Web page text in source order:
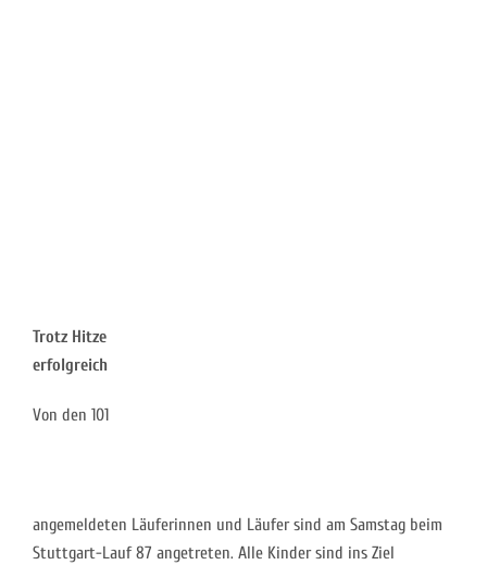
Trotz Hitze
erfolgreich
Von den 101
angemeldeten Läuferinnen und Läufer sind am Samstag beim
Stuttgart-Lauf 87 angetreten. Alle Kinder sind ins Ziel